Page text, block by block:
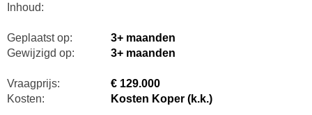
Inhoud:
Geplaatst op:
3+ maanden
Gewijzigd op:
3+ maanden
Vraagprijs:
€ 129.000
Kosten:
Kosten Koper (k.k.)